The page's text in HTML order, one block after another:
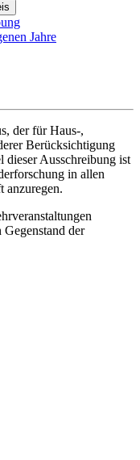
Jahre
der für Haus-,
Berücksichtigung
dieser Ausschreibung ist
in allen
anzuregen.
der